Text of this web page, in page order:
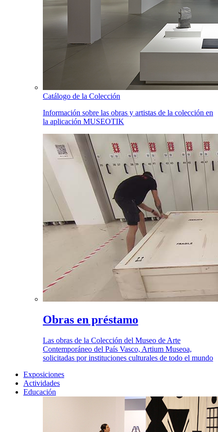
Catálogo de la Colección
Información sobre las obras y artistas de la colección en
la aplicación MUSEOTIK
Obras en préstamo
Las obras de la Colección del Museo de Arte
Contemporáneo del País Vasco, Artium Museoa,
solicitadas por instituciones culturales de todo el mundo
Exposiciones
Actividades
Educación